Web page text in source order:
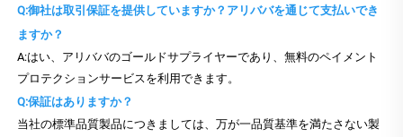
Q:御社は取引保証を提供していますか？アリババを通じて支払いでき
ますか？
A:はい、アリババのゴールドサプライヤーであり、無料のペイメント
プロテクションサービスを利用できます。
Q:保証はありますか？
当社の標準品質製品につきましては、万が一品質基準を満たさない製